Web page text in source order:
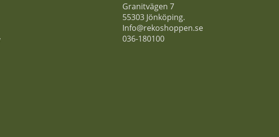
Granitvägen 7
55303 Jönköping.
Info@rekoshoppen.se
036-180100